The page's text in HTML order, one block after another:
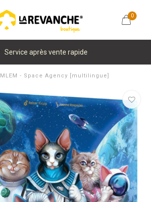
0
Service après vente rapide
MLEM - Space Agency [multilingue]